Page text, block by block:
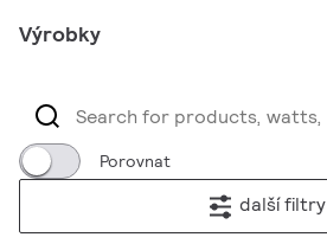
Výrobky
Porovnat
další filtry